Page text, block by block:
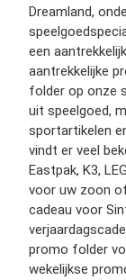
Dreamland,
een
aantrekkelijke
folder op onze
uit speelgoed,
sportartikelen
vindt er veel
Eastpak, K3,
voor uw zoon
cadeau voor
promo folder
wekelijkse